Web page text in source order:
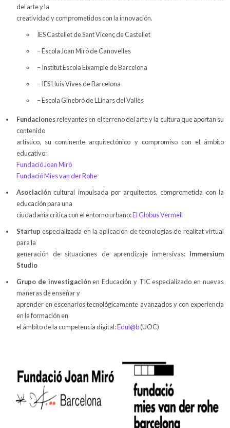
del arte y la
creatividad y comprometidos con la innovación.
IES Castellet de Sant Vicenç de Castellet
– Escola Joan Miró de Canovelles
– Institut Escola Eixample de Barcelona
– IES Lluís Vives de Barcelona
– Escola Ginebró de LLinars del Vallès
Fundacionesrelevantes en el terreno del arte y la cultura que aportan su
contenido
artístico, su continente arquitectónico y compromiso con el ámbito
educativo:
Fundació Joan Miró
Fundació Mies van der Rohe
Asociación cultural impulsada por arquitectos, comprometida con la
educación para una
ciudadanía crítica con el entorno urbano:El Globus Vermell
Startup especializada en la aplicación de tecnologías de realitat virtual
para la
generación de situaciones de aprendizaje inmersivas: Immersium
Studio
Grupo de investigaciónen Educación y TIC especializado en nuevas
maneras de enseñar y
aprender en escenarios tecnológicamente avanzados y con experiencia
en la formación en
el ámbito de la competencia digital:Edul@b(UOC)